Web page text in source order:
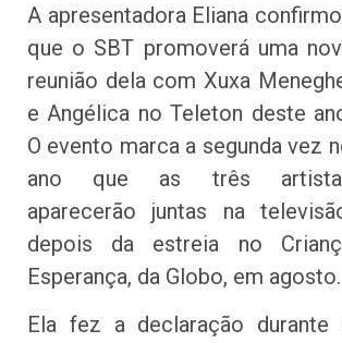
A apresentadora Eliana
que o SBT promoverá uma
reunião dela com Xuxa
e Angélica no Teleton deste
O evento marca a segunda vez
ano que as três
aparecerão juntas na
depois da estreia no
Esperança, da Globo, em agosto.
Ela fez a declaração durante